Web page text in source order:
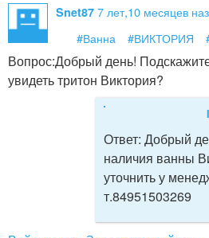
Snet87 7 лет,10 месяцев
#Ванна
#ВИКТОРИЯ
Вопрос:Добрый день!
увидеть тритон Виктория?
Ответ: Добрый
наличия ванны
уточнить у
т.84951503269